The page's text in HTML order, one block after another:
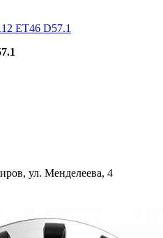
ET46 D57.1
ул. Менделеева, 4